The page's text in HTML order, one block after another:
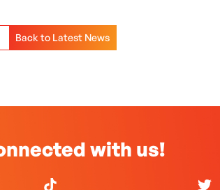
Back to Latest News
with us!